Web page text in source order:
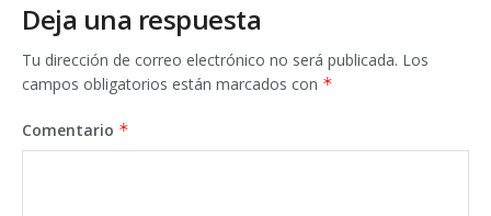
Deja una respuesta
Tu dirección de correo electrónico no será publicada. Los
campos obligatorios están marcados con *
Comentario *